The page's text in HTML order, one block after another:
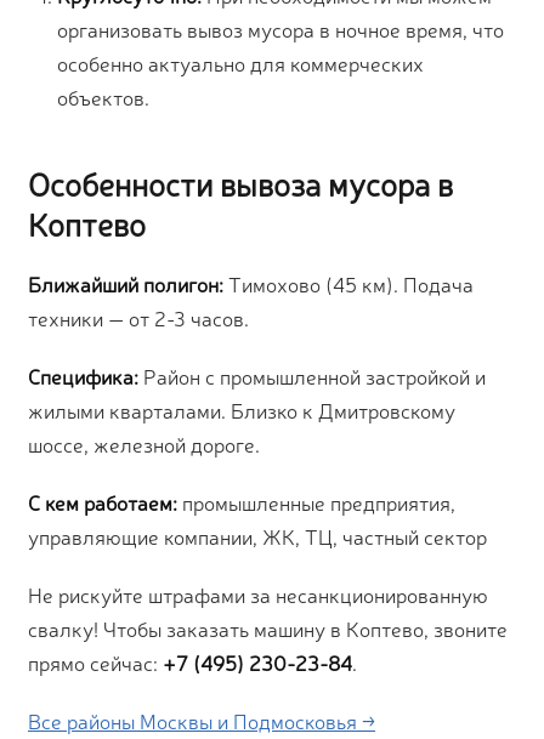
организовать вывоз мусора в ночное время, что
особенно актуально для коммерческих
объектов.
Особенности вывоза мусора в
Коптево
Ближайший полигон:Тимохово (45 км). Подача
техники — от 2-3 часов.
Специфика: Район с промышленной застройкой и
жилыми кварталами. Близко к Дмитровскому
шоссе, железной дороге.
С кем работаем: промышленные предприятия,
управляющие компании, ЖК, ТЦ, частный сектор
Не рискуйте штрафами за несанкционированную
свалку! Чтобы заказать машину в Коптево, звоните
прямо сейчас: +7 (495) 230-23-84.
Все районы Москвы и Подмосковья →